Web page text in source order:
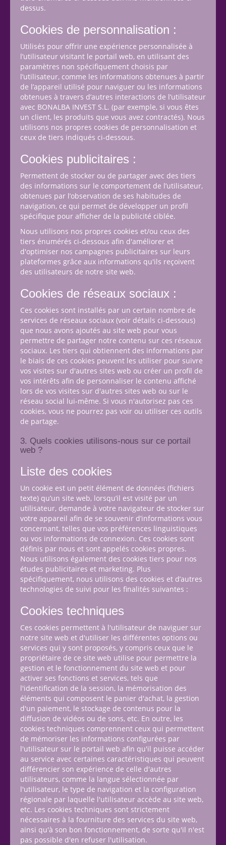
dessus.
Cookies de personnalisation :
Utilisés pour offrir une expérience personnalisée à
l’utilisateur visitant le portail web, en utilisant des
paramètres non spécifiquement choisis par
l’utilisateur, comme les informations obtenues à partir
de l’appareil utilisé pour naviguer ou les informations
obtenues à travers d’autres interactions de l’utilisateur
avec BONALBA INVEST S.L. (par exemple, si vous êtes
un client, les produits que vous avez contractés). Nous
utilisons nos propres cookies de personnalisation et
ceux de tiers indiqués ci-dessous.
Cookies publicitaires :
Permettent de stocker ou de partager avec des tiers
des informations sur le comportement de l’utilisateur,
obtenues par l’observation de ses habitudes de
navigation, ce qui permet de développer un profil
spécifique pour afficher de la publicité ciblée.
Nous utilisons nos propres cookies et/ou ceux des
tiers énumérés ci-dessous afin d'améliorer et
d'optimiser nos campagnes publicitaires sur leurs
plateformes grâce aux informations qu'ils reçoivent
des utilisateurs de notre site web.
Cookies de réseaux sociaux :
Ces cookies sont installés par un certain nombre de
services de réseaux sociaux (voir détails ci-dessous)
que nous avons ajoutés au site web pour vous
permettre de partager notre contenu sur ces réseaux
sociaux. Les tiers qui obtiennent des informations par
le biais de ces cookies peuvent les utiliser pour suivre
vos visites sur d'autres sites web ou créer un profil de
vos intérêts afin de personnaliser le contenu affiché
lors de vos visites sur d'autres sites web ou sur le
réseau social lui-même. Si vous n'autorisez pas ces
cookies, vous ne pourrez pas voir ou utiliser ces outils
de partage.
3. Quels cookies utilisons-nous sur ce portail
web ?
Liste des cookies
Un cookie est un petit élément de données (fichiers
texte) qu’un site web, lorsqu’il est visité par un
utilisateur, demande à votre navigateur de stocker sur
votre appareil afin de se souvenir d’informations vous
concernant, telles que vos préférences linguistiques
ou vos informations de connexion. Ces cookies sont
définis par nous et sont appelés cookies propres.
Nous utilisons également des cookies tiers pour nos
études publicitaires et marketing. Plus
spécifiquement, nous utilisons des cookies et d’autres
technologies de suivi pour les finalités suivantes :
Cookies techniques
Ces cookies permettent à l'utilisateur de naviguer sur
notre site web et d'utiliser les différentes options ou
services qui y sont proposés, y compris ceux que le
propriétaire de ce site web utilise pour permettre la
gestion et le fonctionnement du site web et pour
activer ses fonctions et services, tels que
l'identification de la session, la mémorisation des
éléments qui composent le panier d'achat, la gestion
d'un paiement, le stockage de contenus pour la
diffusion de vidéos ou de sons, etc. En outre, les
cookies techniques comprennent ceux qui permettent
de mémoriser les informations configurées par
l'utilisateur sur le portail web afin qu'il puisse accéder
au service avec certaines caractéristiques qui peuvent
différencier son expérience de celle d'autres
utilisateurs, comme la langue sélectionnée par
l'utilisateur, le type de navigation et la configuration
régionale par laquelle l'utilisateur accède au site web,
etc. Les cookies techniques sont strictement
nécessaires à la fourniture des services du site web,
ainsi qu'à son bon fonctionnement, de sorte qu'il n'est
pas possible d'en refuser l'utilisation.